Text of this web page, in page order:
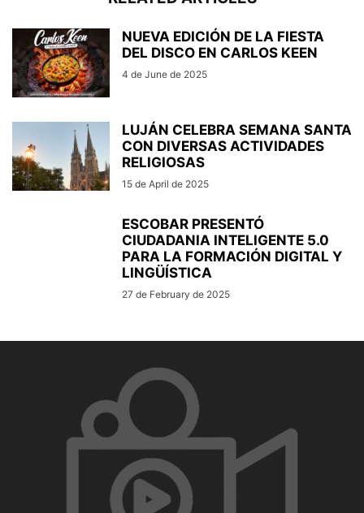
NUEVA EDICIÓN DE LA FIESTA
DEL DISCO EN CARLOS KEEN
4 de June de 2025
LUJÁN CELEBRA SEMANA SANTA
CON DIVERSAS ACTIVIDADES
RELIGIOSAS
15 de April de 2025
ESCOBAR PRESENTÓ
CIUDADANIA INTELIGENTE 5.0
PARA LA FORMACIÓN DIGITAL Y
LINGÜÍSTICA
27 de February de 2025